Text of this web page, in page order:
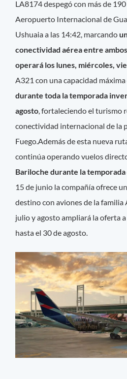
LA8174 despegó con más de
Aeropuerto Internacional de
Ushuaia a las 14:42, marcando
conectividad aérea entre
operará los lunes, miércoles,
A321 con una capacidad
durante toda la temporada
agosto, fortaleciendo el turismo
conectividad internacional de la
Fuego.Además de esta nueva
continúa operando vuelos
Bariloche durante la
15 de junio la compañía ofrece
destino con aviones de la
julio y agosto ampliará la oferta
hasta el 30 de agosto.